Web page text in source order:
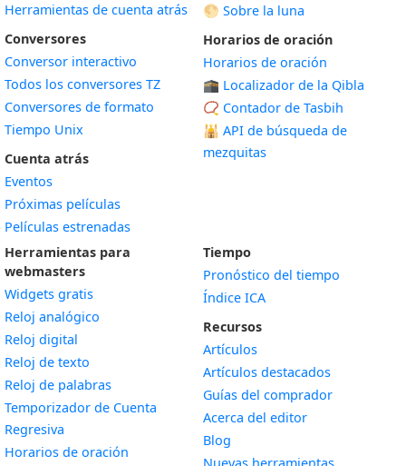
Herramientas de cuenta atrás
Conversores
Conversor interactivo
Todos los conversores TZ
Conversores de formato
Tiempo Unix
Cuenta atrás
Eventos
Próximas películas
Películas estrenadas
🌕 Sobre la luna
Horarios de oración
Horarios de oración
🕋 Localizador de la Qibla
📿 Contador de Tasbih
🕌 API de búsqueda de
mezquitas
Herramientas para
webmasters
Widgets gratis
Reloj analógico
Reloj digital
Reloj de texto
Reloj de palabras
Temporizador de Cuenta
Regresiva
Horarios de oración
Tiempo
Pronóstico del tiempo
Índice ICA
Recursos
Artículos
Artículos destacados
Guías del comprador
Acerca del editor
Blog